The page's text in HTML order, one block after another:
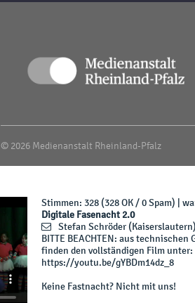
© 2026 Medienanstalt Rheinland-Pfalz
Stimmen: 328 (328 OK / 0 Spam) |
Digitale Fasenacht 2.0
Stefan Schröder(Kaiserslautern)
BITTE BEACHTEN: aus
finden den vollständigen Film unter:
https://youtu.be/gYBDm14dz_8
Keine Fastnacht? Nicht mit uns!